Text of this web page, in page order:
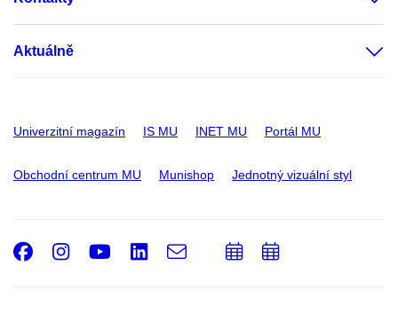
Aktuálně
Univerzitní magazín IS MU INET MU Portál MU
Obchodní centrum MU Munishop Jednotný vizuální styl
Facebook
Instagram
Youtube
LinkedIn
e-
Email
PřidatPřidat